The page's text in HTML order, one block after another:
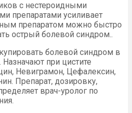
с нестероидными
препаратами усиливает
препаратом можно быстро
острый болевой синдром..
болевой синдром в
при цистите
Невиграмон, Цефалексин,
Препарат, дозировку,
врач-уролог по